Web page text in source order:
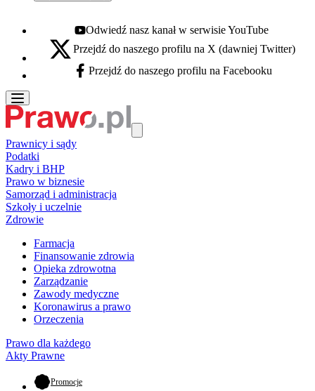
Youtube - otwiera się w nowej karcie
Odwiedź nasz kanał w serwisie YouTube
X - otwiera się w nowej karcie
Przejdź do naszego profilu na X (dawniej Twitter)
Facebook - otwiera się w nowej karcie
Przejdź do naszego profilu na Facebooku
Prawnicy i sądy
Podatki
Kadry i BHP
Prawo w biznesie
Samorząd i administracja
Szkoły i uczelnie
Zdrowie
Farmacja
Finansowanie zdrowia
Opieka zdrowotna
Zarządzanie
Zawody medyczne
Koronawirus a prawo
Orzeczenia
Prawo dla każdego
Akty Prawne
Promocje- otwiera się w nowej karcie